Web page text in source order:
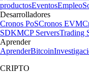
productosEventosEmpleo
Desarrolladores
Cronos PoSCronos EVM
SDKMCP ServersTrading
Aprender
AprenderBitcoin
CRIPTO